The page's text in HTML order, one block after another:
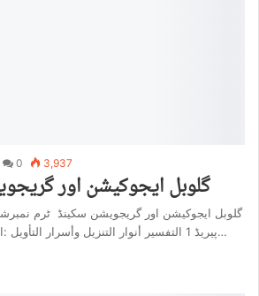
0 3,937
گلوبل ایجوکیشن اور گریجویشن سکینڈ ٹرم
پیریڈ 1 التفسیر أنوار التنزیل وأسرار التأویل :البیضاوی(سورۃ البقرۃ کی…